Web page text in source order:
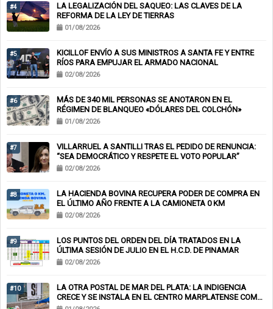
#4
LA LEGALIZACIÓN DEL SAQUEO: LAS CLAVES DE LA
REFORMA DE LA LEY DE TIERRAS
01/08/2026
#5
KICILLOF ENVÍO A SUS MINISTROS A SANTA FE Y ENTRE
RÍOS PARA EMPUJAR EL ARMADO NACIONAL
02/08/2026
#6
MÁS DE 340 MIL PERSONAS SE ANOTARON EN EL
RÉGIMEN DE BLANQUEO «DÓLARES DEL COLCHÓN»
01/08/2026
#7
VILLARRUEL A SANTILLI TRAS EL PEDIDO DE RENUNCIA:
“SEA DEMOCRÁTICO Y RESPETE EL VOTO POPULAR”
02/08/2026
#8
LA HACIENDA BOVINA RECUPERA PODER DE COMPRA EN
EL ÚLTIMO AÑO FRENTE A LA CAMIONETA 0 KM
02/08/2026
#9
LOS PUNTOS DEL ORDEN DEL DÍA TRATADOS EN LA
ÚLTIMA SESIÓN DE JULIO EN EL H.C.D. DE PINAMAR
02/08/2026
#10
LA OTRA POSTAL DE MAR DEL PLATA: LA INDIGENCIA
CRECE Y SE INSTALA EN EL CENTRO MARPLATENSE COMO
PAISAJE COTIDIANO